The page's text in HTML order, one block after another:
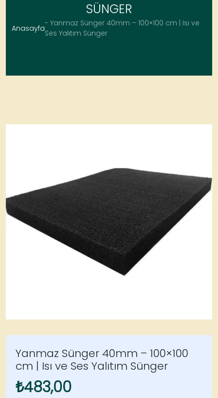
SÜNGER
Anasayfa
- Yanmaz Sünger 40mm – 100×100 cm | Isı ve
Ses Yalıtım Sünger
Yanmaz Sünger 40mm – 100×100
cm | Isı ve Ses Yalıtım Sünger
₺483,00